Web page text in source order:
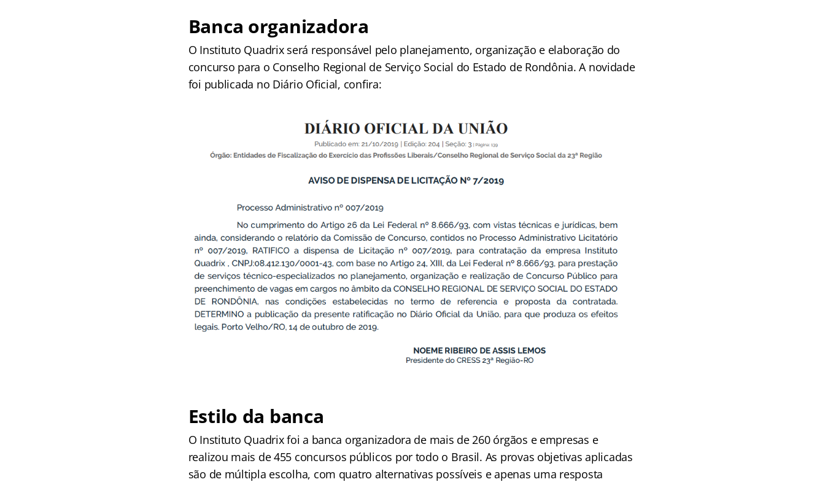
Banca organizadora
O Instituto Quadrix será responsável pelo planejamento, organização e elaboração do
concurso para o Conselho Regional de Serviço Social do Estado de Rondônia. A novidade
foi publicada no Diário Oficial, confira:
Estilo da banca
O Instituto Quadrix foi a banca organizadora de mais de 260 órgãos e empresas e
realizou mais de 455 concursos públicos por todo o Brasil. As provas objetivas aplicadas
são de múltipla escolha, com quatro alternativas possíveis e apenas uma resposta